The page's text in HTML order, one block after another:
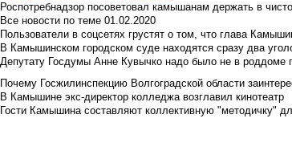
Роспотребнадзор посоветовал камышанам держать в
Все новости по теме 01.02.2020
Пользователи в соцсетях грустят о том, что глава
В Камышинском городском суде находятся сразу два
Депутату Госдумы Анне Кувычко надо было не в роддоме
Почему Госжилинспекцию Волгоградской области
В Камышине экс-директор колледжа возглавил кинотеатр
Гости Камышина составляют коллективную "методичку"